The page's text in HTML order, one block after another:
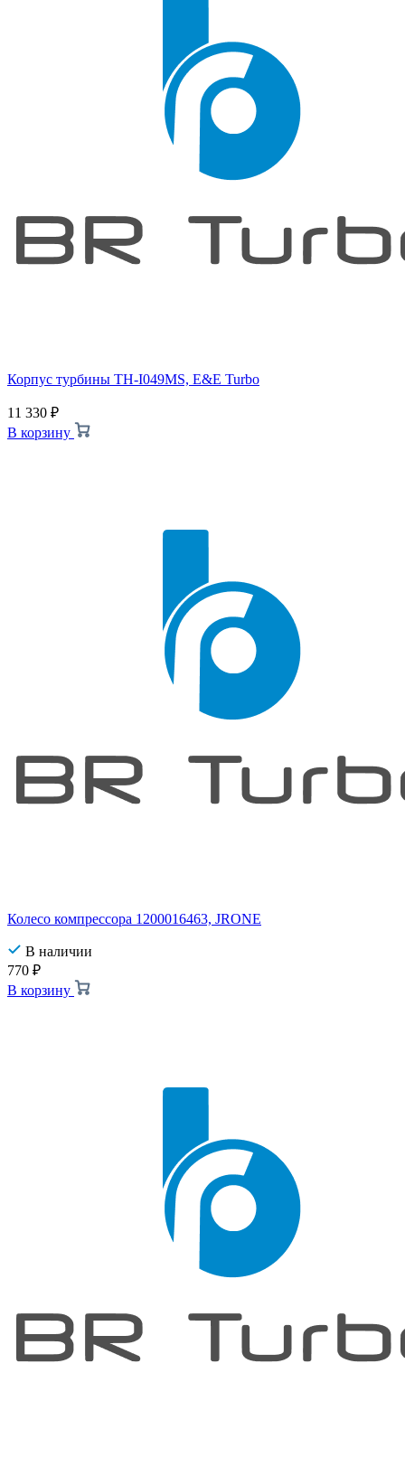
Корпус турбины TH-I049MS, E&E Turbo
11 330 ₽
В корзину
Колесо компрессора 1200016463, JRONE
В наличии
770 ₽
В корзину